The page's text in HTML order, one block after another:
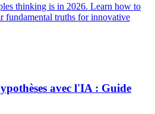
thinking is in 2026. Learn how to
fundamental truths for innovative
avec l'IA : Guide